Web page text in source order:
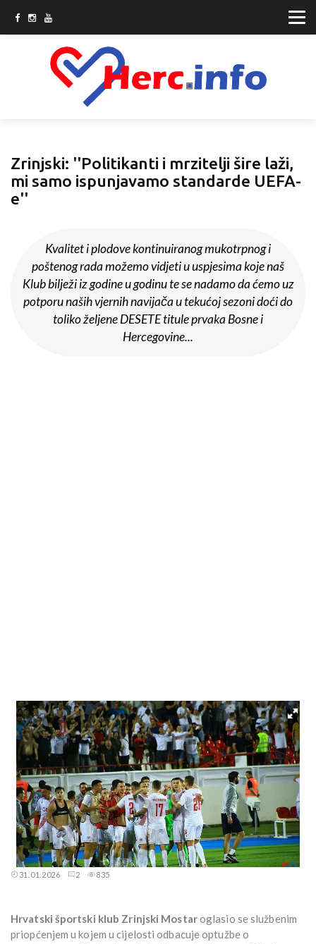
Zrinjski: ''Politikanti i mrzitelji šire laži,
mi samo ispunjavamo standarde UEFA-
e''
Kvalitet i plodove kontinuiranog mukotrpnog i
poštenog rada možemo vidjeti u uspjesima koje naš
Klub bilježi iz godine u godinu te se nadamo da ćemo uz
potporu naših vjernih navijača u tekućoj sezoni doći do
toliko željene DESETE titule prvaka Bosne i
Hercegovine...
31.01.2026 2 835
Hrvatski športski klub Zrinjski Mostaroglasio se službenim
priopćenjem u kojem u cijelosti odbacuje optužbe o